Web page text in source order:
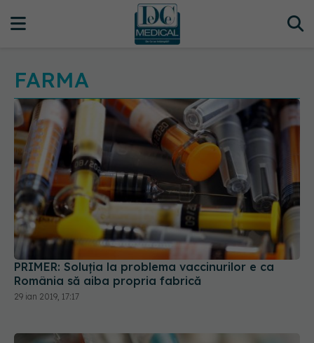
FARMA
PRIMER: Soluția la problema vaccinurilor e ca
România să aiba propria fabrică
29 ian 2019, 17:17